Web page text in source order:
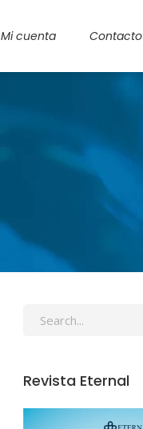
Mi cuenta Contacto
Revista Eternal